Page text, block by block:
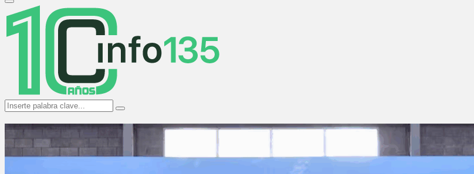
Primary
Menu
Search
for:
Search